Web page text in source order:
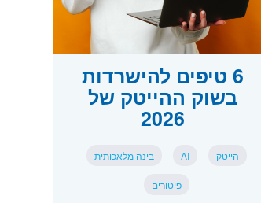
6 טיפים להישרדות
בשוק ההייטק של
2026
הייטק AI בינה מלאכותית
פיטורים